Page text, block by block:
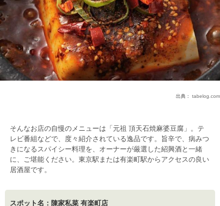
出典： tabelog.com
そんなお店の自慢のメニューは「元祖 頂天石焼麻婆豆腐」。テ
レビ番組などで、度々紹介されている逸品です。旨辛で、病みつ
きになるスパイシー料理を、オーナーが厳選した紹興酒と一緒
に、ご堪能ください。東京駅または有楽町駅からアクセスの良い
居酒屋です。
スポット名：陳家私菜 有楽町店